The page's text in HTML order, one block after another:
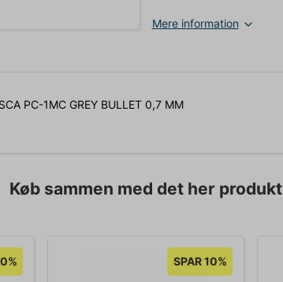
Mere information
PC-1MC GREY BULLET 0,7 MM
Køb sammen med det her produkt
SPAR 10%